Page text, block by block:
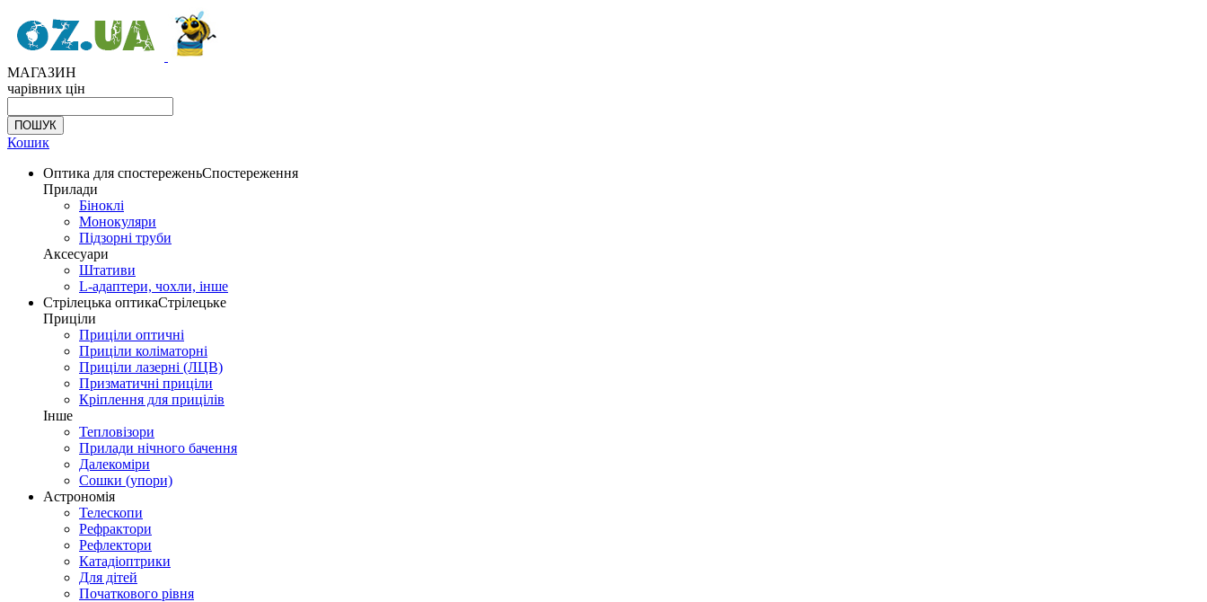
МАГАЗИН
чарівних цін
Кошик
Оптика для спостереженьСпостереження
Прилади
Біноклі
Монокуляри
Підзорні труби
Аксесуари
Штативи
L-адаптери, чохли, інше
Стрілецька оптикаСтрілецьке
Приціли
Приціли оптичні
Приціли коліматорні
Приціли лазерні (ЛЦВ)
Призматичні приціли
Кріплення для прицілів
Інше
Тепловізори
Прилади нічного бачення
Далекоміри
Сошки (упори)
Астрономія
Телескопи
Рефрактори
Рефлектори
Катадіоптрики
Для дітей
Початкового рівня